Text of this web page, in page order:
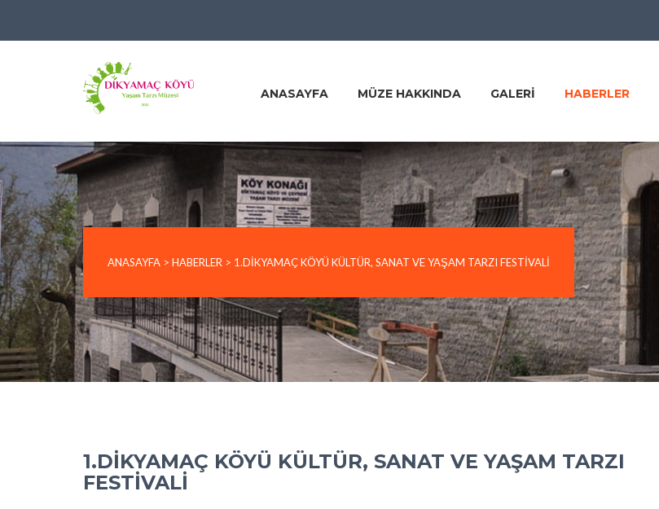
ANASAYFA MÜZE HAKKINDA GALERI HABERLER
ANASAYFA > HABERLER > 1.DIKYAMAÇ KÖYÜ KÜLTÜR, SANAT VE YAŞAM TARZI FESTIVALI
1.DIKYAMAÇ KÖYÜ KÜLTÜR, SANAT VE YAŞAM TARZI
FESTIVALI